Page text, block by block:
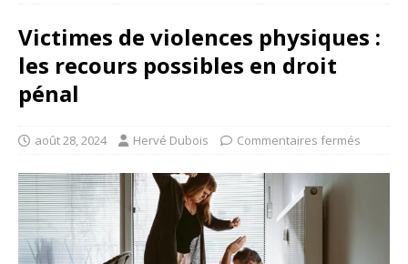
Victimes de violences physiques :
les recours possibles en droit
pénal
août 28, 2024 Hervé Dubois Commentaires fermés